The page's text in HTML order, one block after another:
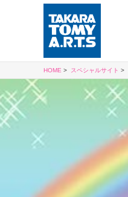
HOME > スペシャルサイト >